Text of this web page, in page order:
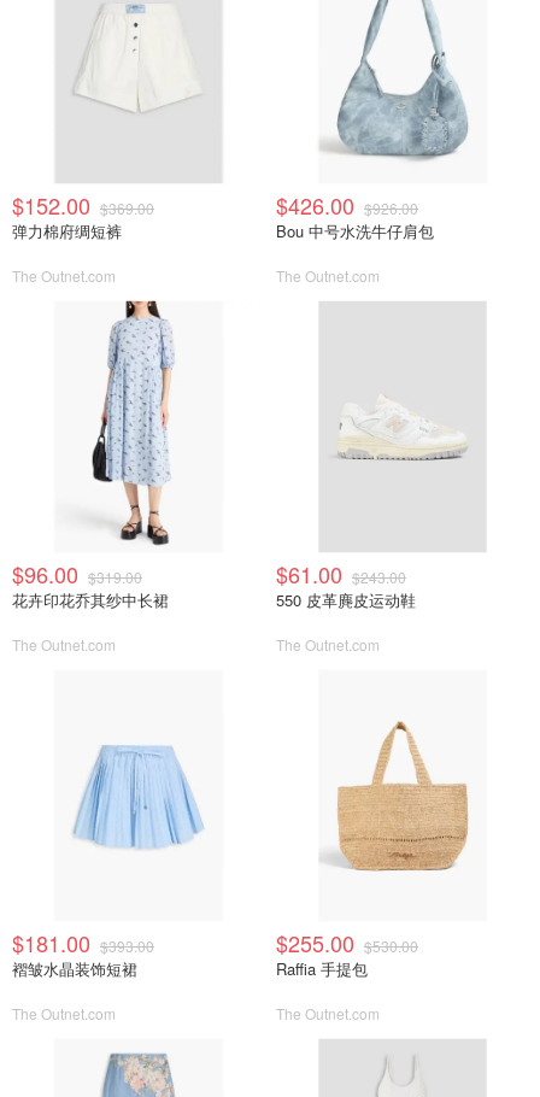
$152.00 $369.00
弹力棉府绸短裤
The Outnet.com
$426.00 $926.00
Bou 中号水洗牛仔肩包
The Outnet.com
$96.00 $319.00
花卉印花乔其纱中长裙
The Outnet.com
$61.00 $243.00
550 皮革麂皮运动鞋
The Outnet.com
$181.00 $393.00
褶皱水晶装饰短裙
The Outnet.com
$255.00 $530.00
Raffia 手提包
The Outnet.com